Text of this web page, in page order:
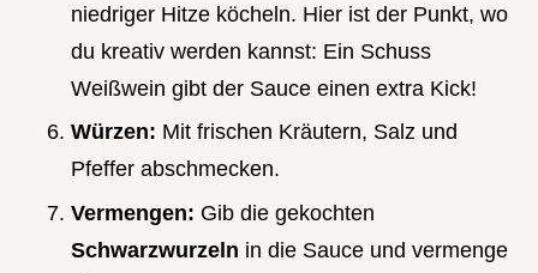
niedriger Hitze köcheln. Hier ist der Punkt, wo
du kreativ werden kannst: Ein Schuss
Weißwein gibt der Sauce einen extra Kick!
Würzen: Mit frischen Kräutern, Salz und
Pfeffer abschmecken.
Vermengen: Gib die gekochten
Schwarzwurzeln in die Sauce und vermenge